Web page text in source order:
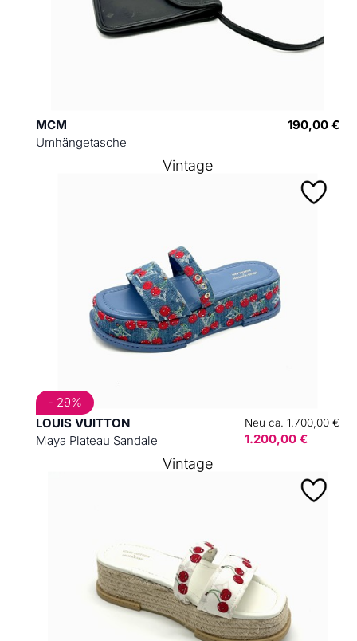
MCM
Umhängetasche
190,00 €
LOUIS VUITTON
Maya Plateau Sandale
Neu ca. 1.700,00 €
1.200,00 €
- 29%
Vintage
Vintage